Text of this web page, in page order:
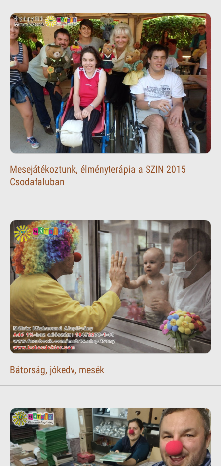
Mesejátékoztunk, élményterápia a SZIN 2015
Csodafaluban
Bátorság, jókedv, mesék